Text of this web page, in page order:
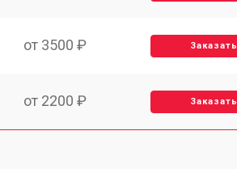
от 3500 ₽ Заказать
от 2200 ₽ Заказать